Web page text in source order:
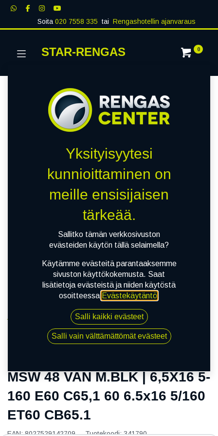
Soita020 7558 335 tai Rengashotellin ajanvaraus
STAR-RENGAS 0
MSW 48 VAN M.BLK | 6,5X16 5-160 E60 C65,1 60
6.5x16 5/160 ET60 CB65.1
MSW 48 VAN M.BLK | 6,5X16 5-
160 E60 C65,1 60 6.5x16 5/160
ET60 CB65.1
EAN:8027529142709 Tuotekoodi:341790
Yksityisyytesi
kunnioittaminen on
meille ensisijaisen
tärkeää.
Sallitko tämän verkkosivuston
evästeiden käytön tällä selaimella?
Käytämme evästeitä parantaaksemme
sivuston käyttökokemusta. Saat
lisätietoja evästeistä ja niiden käytöstä
osoitteessa Evästekäytäntö.
Salli kaikki evästeet
Salli vain välttämättömät evästeet